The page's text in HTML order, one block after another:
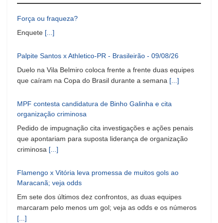
Força ou fraqueza?
Enquete [...]
Palpite Santos x Athletico-PR - Brasileirão - 09/08/26
Duelo na Vila Belmiro coloca frente a frente duas equipes
que caíram na Copa do Brasil durante a semana [...]
MPF contesta candidatura de Binho Galinha e cita
organização criminosa
Pedido de impugnação cita investigações e ações penais
que apontariam para suposta liderança de organização
criminosa [...]
Flamengo x Vitória leva promessa de muitos gols ao
Maracanã; veja odds
Em sete dos últimos dez confrontos, as duas equipes
marcaram pelo menos um gol; veja as odds e os números
[...]